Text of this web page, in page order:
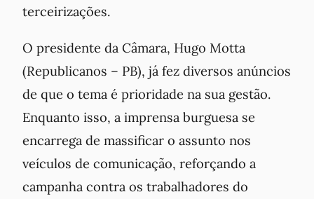
terceirizações.
O presidente da Câmara, Hugo Motta
(Republicanos – PB), já fez diversos anúncios
de que o tema é prioridade na sua gestão.
Enquanto isso, a imprensa burguesa se
encarrega de massificar o assunto nos
veículos de comunicação, reforçando a
campanha contra os trabalhadores do